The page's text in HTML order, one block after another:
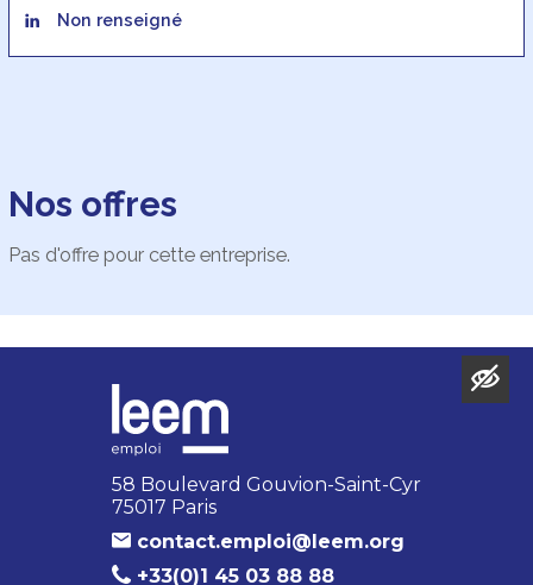
Non renseigné
Nos offres
Pas d'offre pour cette entreprise.
58 Boulevard Gouvion-Saint-Cyr
75017 Paris
contact.emploi@leem.org
+33(0)1 45 03 88 88